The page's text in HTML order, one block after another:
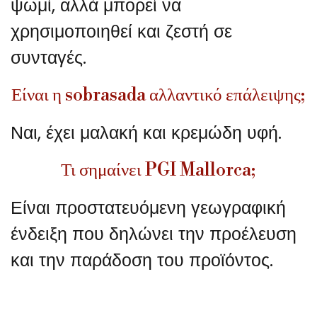
ψωμί, αλλά μπορεί να
χρησιμοποιηθεί και ζεστή σε
συνταγές.
Είναι η sobrasada αλλαντικό επάλειψης;
Ναι, έχει μαλακή και κρεμώδη υφή.
Τι σημαίνει PGI Mallorca;
Είναι προστατευόμενη γεωγραφική
ένδειξη που δηλώνει την προέλευση
και την παράδοση του προϊόντος.